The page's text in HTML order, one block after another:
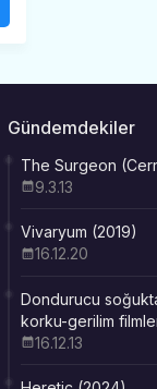
Gündemdekiler
The Surgeon
9.3.13
Vivaryum (2019)
16.12.20
Dondurucu
korku-gerilim
16.12.13